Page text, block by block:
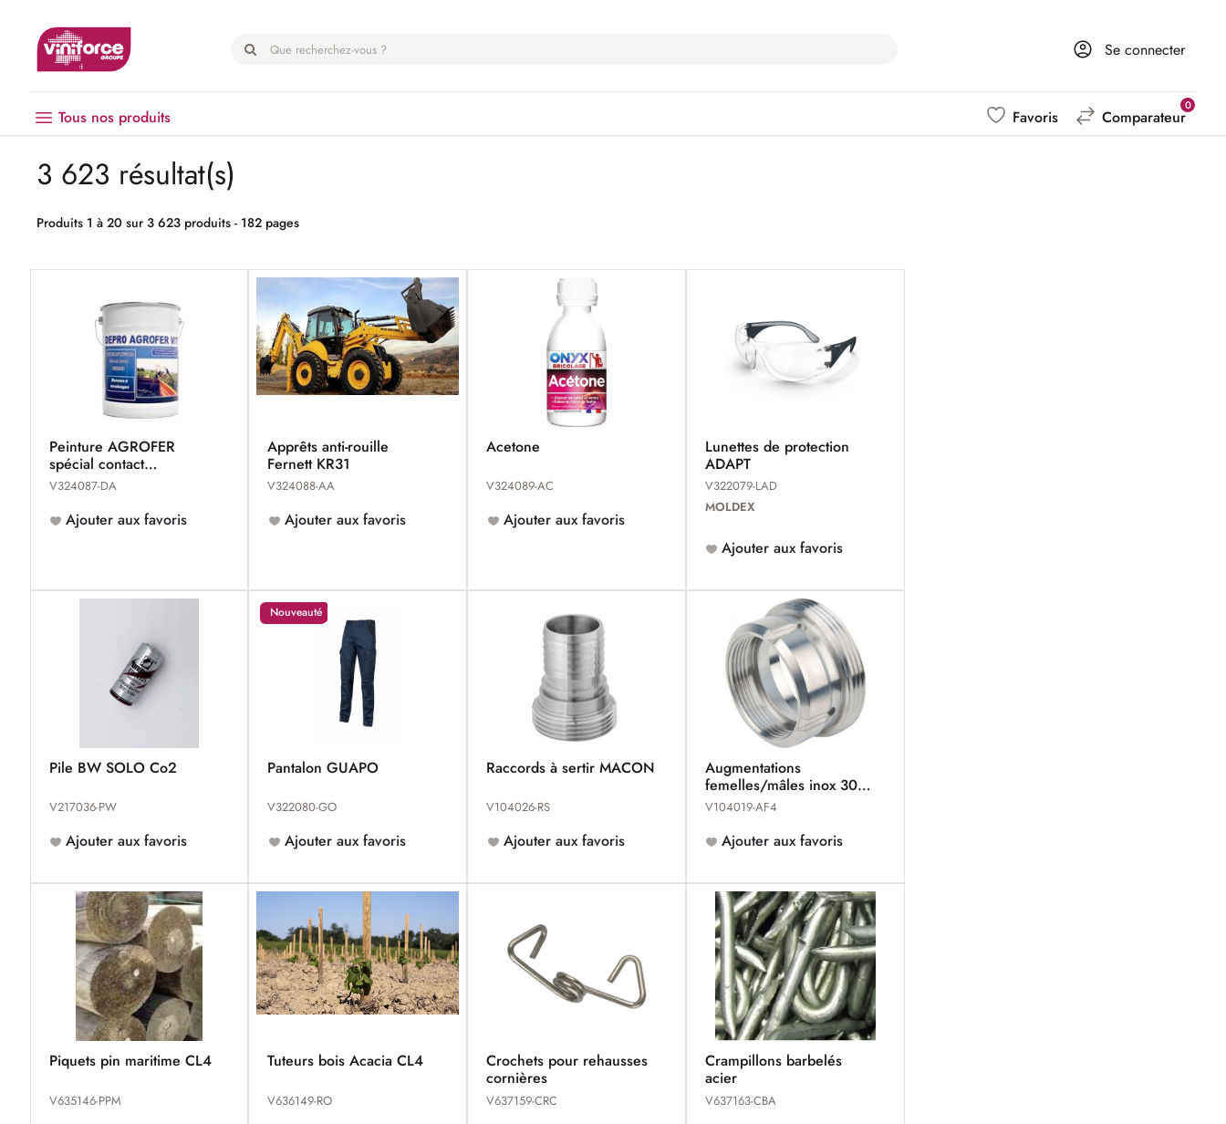
Se connecter
Tous nos produits
Vendanges
Hygiène
EPI
Emballage
Microbrasserie
Palissage
Favoris Comparateur
0
3 623 résultat(s)
Produits 1 à 20 sur 3 623 produits - 182 pages
Peinture AGROFER
spécial contact
alimentaire
V324087-DA
Ajouter aux favoris
Apprêts anti-rouille
Fernett KR31
V324088-AA
Ajouter aux favoris
Acetone
V324089-AC
Ajouter aux favoris
Lunettes de protection
ADAPT
V322079-LAD
MOLDEX
Ajouter aux favoris
Pile BW SOLO Co2
V217036-PW
Ajouter aux favoris
Nouveauté
Pantalon GUAPO
V322080-GO
Ajouter aux favoris
Raccords à sertir MACON
V104026-RS
Ajouter aux favoris
Augmentations
femelles/mâles inox 304
MACON
V104019-AF4
Ajouter aux favoris
Piquets pin maritime CL4
V635146-PPM
Tuteurs bois Acacia CL4
V636149-RO
Crochets pour rehausses
cornières
V637159-CRC
Crampillons barbelés
acier
V637163-CBA